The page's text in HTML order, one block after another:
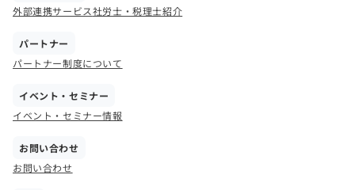
外部連携サービス社労士・税理士紹介
パートナー
パートナー制度について
イベント・セミナー
イベント・セミナー情報
お問い合わせ
お問い合わせ